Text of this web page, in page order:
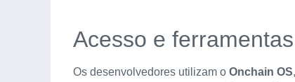
Acesso e ferramentas
Os desenvolvedores utilizam o Onchain OS